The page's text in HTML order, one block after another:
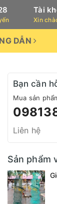
Tài
Xin
DẪN
Bạn cần
Mua sản
Liên hệ
Sản phẩm